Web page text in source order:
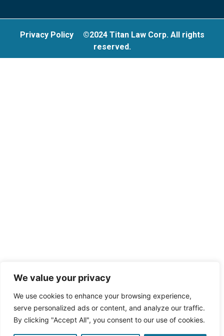
We value your privacy
We use cookies to enhance your browsing experience,
serve personalized ads or content, and analyze our traffic.
By clicking "Accept All", you consent to our use of cookies.
Privacy Policy
©2024 Titan Law Corp. All rights
reserved.